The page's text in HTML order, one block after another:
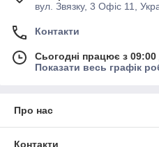
вул. Звязку, 3 Офіс 11,
Контакти
Сьогодні працює з
Показати весь графік
Про нас
Контакти